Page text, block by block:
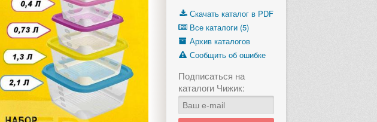
Скачать каталог в PDF
Все каталоги (5)
Архив каталогов
Сообщить об ошибке
Подписаться на
каталоги Чижик: